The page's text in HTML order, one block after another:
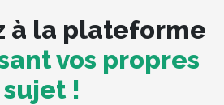
à la plateforme
vos propres
sujet !